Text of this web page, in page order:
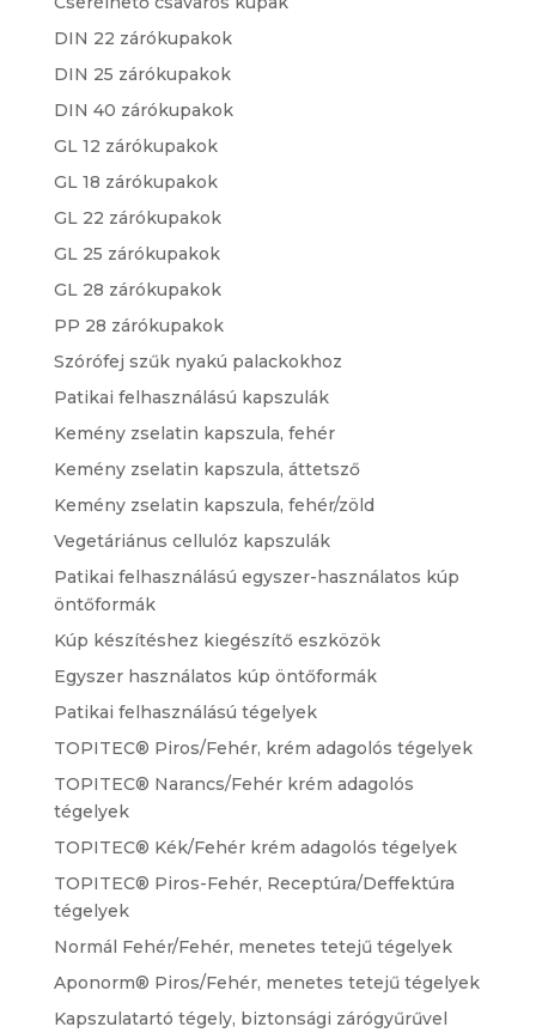
DIN 22 zárókupakok
DIN 25 zárókupakok
DIN 40 zárókupakok
GL 12 zárókupakok
GL 18 zárókupakok
GL 22 zárókupakok
GL 25 zárókupakok
GL 28 zárókupakok
PP 28 zárókupakok
Szórófej szűk nyakú palackokhoz
Patikai felhasználású kapszulák
Kemény zselatin kapszula, fehér
Kemény zselatin kapszula, áttetsző
Kemény zselatin kapszula, fehér/zöld
Vegetáriánus cellulóz kapszulák
Patikai felhasználású egyszer-használatos kúp
öntőformák
Kúp készítéshez kiegészítő eszközök
Egyszer használatos kúp öntőformák
Patikai felhasználású tégelyek
TOPITEC® Piros/Fehér, krém adagolós tégelyek
TOPITEC® Narancs/Fehér krém adagolós
tégelyek
TOPITEC® Kék/Fehér krém adagolós tégelyek
TOPITEC® Piros-Fehér, Receptúra/Deffektúra
tégelyek
Normál Fehér/Fehér, menetes tetejű tégelyek
Aponorm® Piros/Fehér, menetes tetejű tégelyek
Kapszulatartó tégely, biztonsági zárógyűrűvel